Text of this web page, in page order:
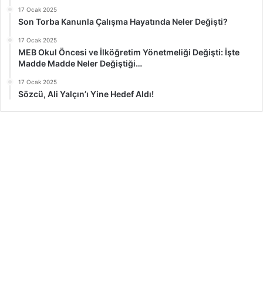
17 Ocak 2025
Son Torba Kanunla Çalışma Hayatında Neler Değişti?
17 Ocak 2025
MEB Okul Öncesi ve İlköğretim Yönetmeliği Değişti: İşte
Madde Madde Neler Değiştiği…
17 Ocak 2025
Sözcü, Ali Yalçın’ı Yine Hedef Aldı!